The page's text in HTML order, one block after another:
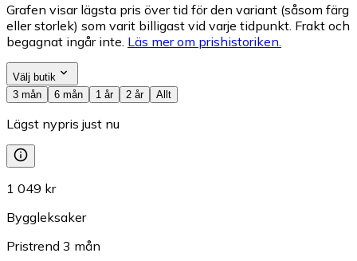
Grafen visar lägsta pris över tid för den variant (såsom färg
eller storlek) som varit billigast vid varje tidpunkt. Frakt och
begagnat ingår inte. Läs mer om prishistoriken.
Välj butik
3 mån
6 mån 1 år 2 år Allt
Lägst nypris just nu
1 049 kr
Byggleksaker
Pristrend 3 mån